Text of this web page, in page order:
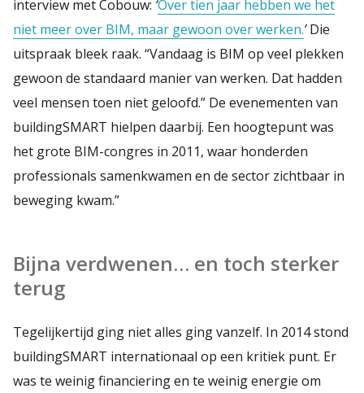
interview met Cobouw: ‘Over tien jaar hebben we het
niet meer over BIM, maar gewoon over werken.’Die
uitspraak bleek raak. “Vandaag is BIM op veel plekken
gewoon de standaard manier van werken. Dat hadden
veel mensen toen niet geloofd.” De evenementen van
buildingSMART hielpen daarbij. Een hoogtepunt was
het grote BIM-congres in 2011, waar honderden
professionals samenkwamen en de sector zichtbaar in
beweging kwam.”
Bijna verdwenen… en toch sterker
terug
Tegelijkertijd ging niet alles ging vanzelf. In 2014 stond
buildingSMART internationaal op een kritiek punt. Er
was te weinig financiering en te weinig energie om